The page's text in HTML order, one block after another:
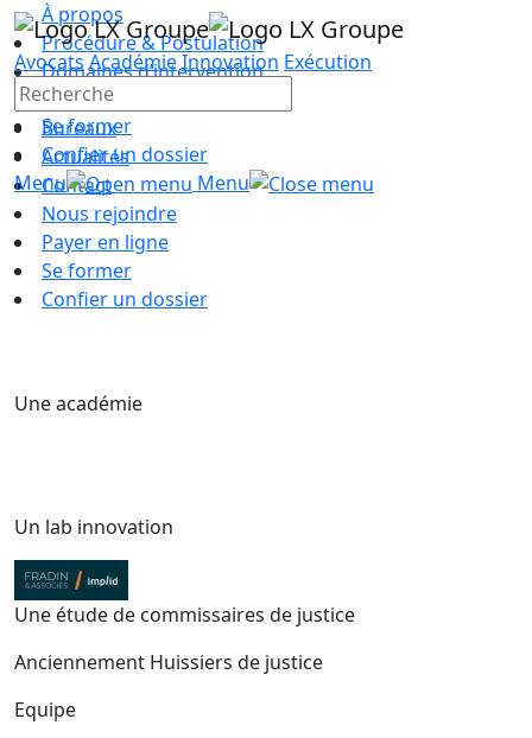
AvocatsAcadémieInnovation Exécution
Se former
Confier un dossier
Menu
Menu
À propos
Procédure & Postulation
Domaines d’intervention
Équipe
Bureaux
Actualités
Contact
Nous rejoindre
Payer en ligne
Se former
Confier un dossier
Une académie
Un lab innovation
Une étude de commissaires de justice
Anciennement Huissiers de justice
Equipe